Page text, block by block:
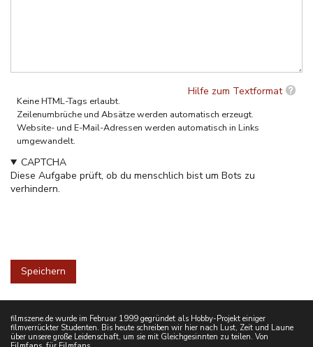
Hilfe zum Textformat
Keine HTML-Tags erlaubt.
Zeilenumbrüche und Absätze werden automatisch erzeugt.
Website- und E-Mail-Adressen werden automatisch in Links
umgewandelt.
CAPTCHA
Diese Aufgabe prüft, ob du menschlich bist um Bots zu
verhindern.
filmszene.de wurde im Februar 1999 gegründet als Hobby-Projekt einiger
filmverrückter Studenten. Bis heute schreiben wir hier nach Lust, Zeit und Laune
über unsere große Leidenschaft, um sie mit Gleichgesinnten zu teilen. Von